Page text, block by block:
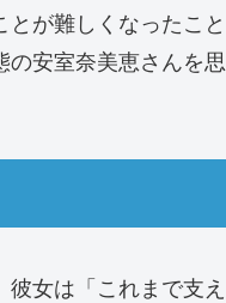
が難しくなったこと
の安室奈美恵さんを思
女は「これまで支え